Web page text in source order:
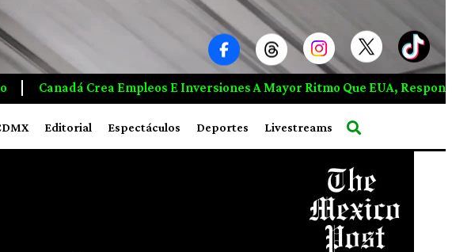
A Mayor Ritmo Que EUA, Responde Carney A Trump Explosión En
Editorial Espectáculos Deportes Livestreams